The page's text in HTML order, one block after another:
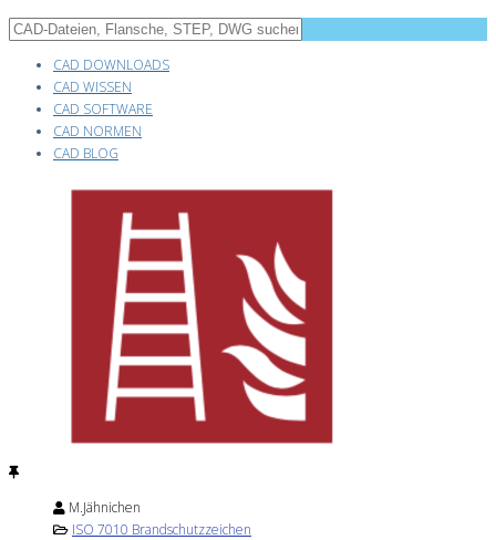
CAD DOWNLOADS
CAD WISSEN
CAD SOFTWARE
CAD NORMEN
CAD BLOG
M.Jähnichen
ISO 7010 Brandschutzzeichen